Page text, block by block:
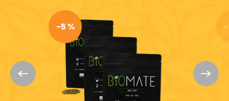
Temps d'infusion
10 minutes
Moment de la
Avant 17h
3 g - 33 cl
En savoir plus : Biomaté Maté
-5 %